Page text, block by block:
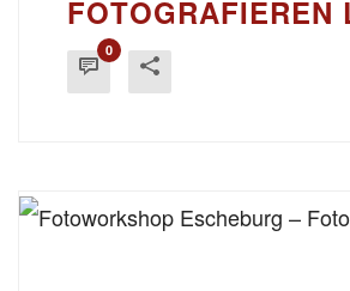
FOTOGRAFIEREN
0